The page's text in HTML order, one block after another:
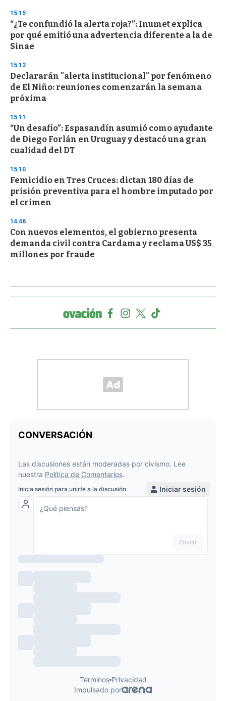
15:15
“¿Te confundió la alerta roja?”: Inumet explica
por qué emitió una advertencia diferente a la de
Sinae
15:12
Declararán "alerta institucional" por fenómeno
de El Niño: reuniones comenzarán la semana
próxima
15:11
“Un desafío”: Espasandín asumió como ayudante
de Diego Forlán en Uruguay y destacó una gran
cualidad del DT
15:10
Femicidio en Tres Cruces: dictan 180 días de
prisión preventiva para el hombre imputado por
el crimen
14:46
Con nuevos elementos, el gobierno presenta
demanda civil contra Cardama y reclama US$ 35
millones por fraude